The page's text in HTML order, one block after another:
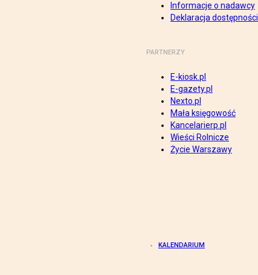
Informacje o nadawcy
Deklaracja dostępności
PARTNERZY
E-kiosk.pl
E-gazety.pl
Nexto.pl
Mała księgowość
Kancelarierp.pl
Wieści Rolnicze
Życie Warszawy
KALENDARIUM